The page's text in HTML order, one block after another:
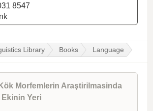
8547
Library Books Language
Morfemlerin Araştirilmasinda
Ekinin Yeri